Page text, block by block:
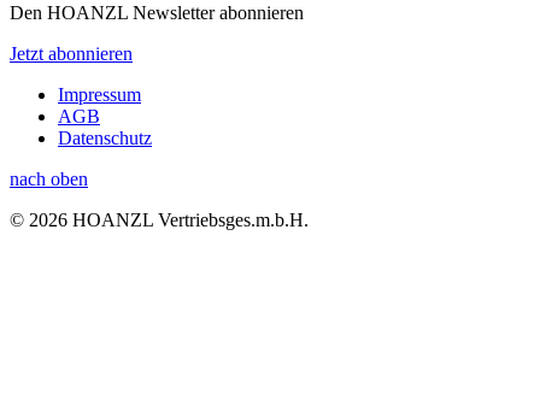
Den HOANZL Newsletter abonnieren
Jetzt abonnieren
Impressum
AGB
Datenschutz
nach oben
© 2026 HOANZL Vertriebsges.m.b.H.